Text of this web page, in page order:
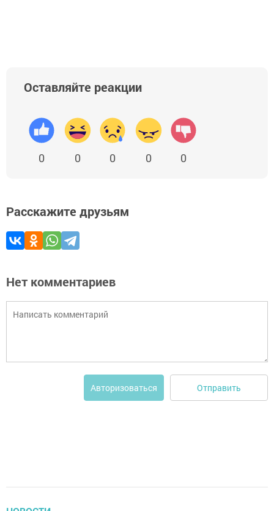
Оставляйте реакции
0 0 0 0 0
Расскажите друзьям
Нет комментариев
Авторизоваться Отправить